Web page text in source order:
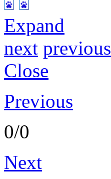
Expand
next previous
Close
Previous
0/0
Next